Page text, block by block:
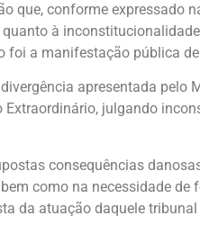
que, conforme expressado
à
foi a manifestação pública
apresentada
Extraordinário, julgando
consequências
como na necessidade
da atuação daquele